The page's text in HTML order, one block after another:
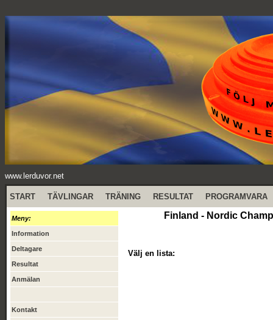
www.lerduvor.net
START TÄVLINGAR TRÄNING RESULTAT PROGRAMVARA
Meny:
Information
Deltagare
Resultat
Anmälan
Kontakt
Finland - Nordic
Välj en lista: